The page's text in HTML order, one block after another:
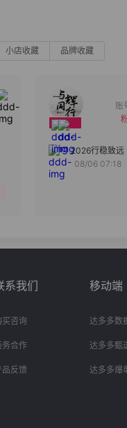
小店收藏 品牌收藏
2026行稳致远
08/06 07:18
系我们
买咨询
务合作
品反馈
移动端
达多多数
达多多甄
达多多爆